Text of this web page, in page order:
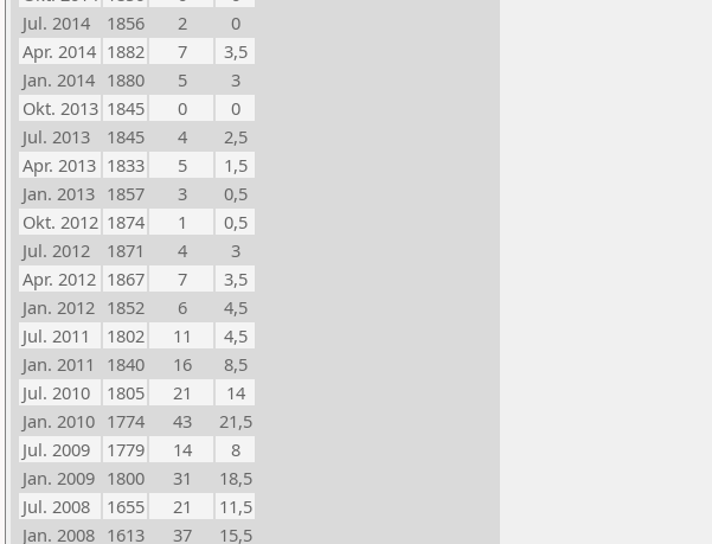
Jul. 2014
1856 2
0
Apr. 2014 1882 7
3,5
Jan. 2014 1880 5
3
Okt. 2013 1845 0
0
Jul. 2013
1845 4
2,5
Apr. 2013 1833 5
1,5
Jan. 2013 1857 3
0,5
Okt. 2012 1874 1
0,5
Jul. 2012
1871 4
3
Apr. 2012 1867 7
3,5
Jan. 2012 1852 6
4,5
Jul. 2011
1802 11
4,5
Jan. 2011
1840 16
8,5
Jul. 2010
1805 21
14
Jan. 2010 1774 43
21,5
Jul. 2009
1779 14
8
Jan. 2009 1800 31
18,5
Jul. 2008
1655 21
11,5
Jan. 2008 1613 37 15,5